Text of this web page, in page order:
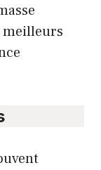
meilleurs